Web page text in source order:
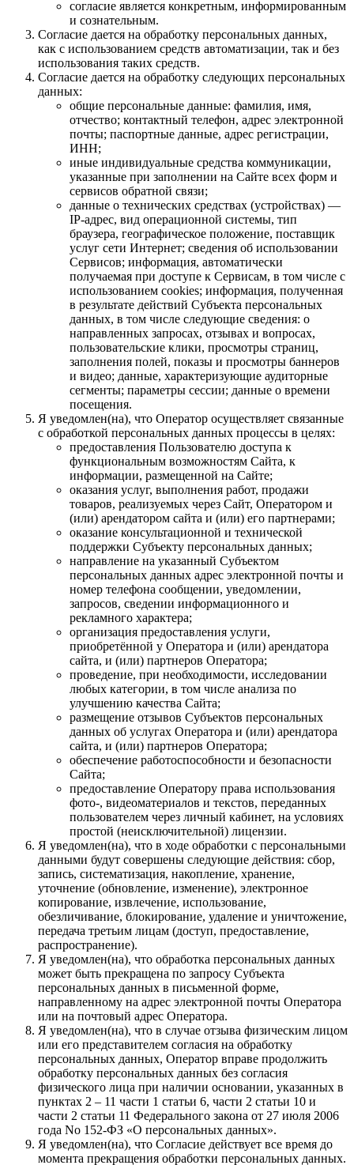
согласие является конкретным, информированным
и сознательным.
Согласие дается на обработку персональных данных,
как с использованием средств автоматизации, так и без
использования таких средств.
Согласие дается на обработку следующих персональных
данных:
общие персональные данные: фамилия, имя,
отчество; контактный телефон, адрес электронной
почты; паспортные данные, адрес регистрации,
ИНН;
иные индивидуальные средства коммуникации,
указанные при заполнении на Сайте всех форм и
сервисов обратной связи;
данные о технических средствах (устройствах) —
IP-адрес, вид операционной системы, тип
браузера, географическое положение, поставщик
услуг сети Интернет; сведения об использовании
Сервисов; информация, автоматически
получаемая при доступе к Сервисам, в том числе с
использованием cookies; информация, полученная
в результате действий Субъекта персональных
данных, в том числе следующие сведения: о
направленных запросах, отзывах и вопросах,
пользовательские клики, просмотры страниц,
заполнения полей, показы и просмотры баннеров
и видео; данные, характеризующие аудиторные
сегменты; параметры сессии; данные о времени
посещения.
Я уведомлен(на), что Оператор осуществляет связанные
с обработкой персональных данных процессы в целях:
предоставления Пользователю доступа к
функциональным возможностям Сайта, к
информации, размещенной на Сайте;
оказания услуг, выполнения работ, продажи
товаров, реализуемых через Сайт, Оператором и
(или) арендатором сайта и (или) его партнерами;
оказание консультационной и технической
поддержки Субъекту персональных данных;
направление на указанный Субъектом
персональных данных адрес электронной почты и
номер телефона сообщении, уведомлении,
запросов, сведении информационного и
рекламного характера;
организация предоставления услуги,
приобретённой у Оператора и (или) арендатора
сайта, и (или) партнеров Оператора;
проведение, при необходимости, исследовании
любых категории, в том числе анализа по
улучшению качества Сайта;
размещение отзывов Субъектов персональных
данных об услугах Оператора и (или) арендатора
сайта, и (или) партнеров Оператора;
обеспечение работоспособности и безопасности
Сайта;
предоставление Оператору права использования
фото-, видеоматериалов и текстов, переданных
пользователем через личный кабинет, на условиях
простой (неисключительной) лицензии.
Я уведомлен(на), что в ходе обработки с персональными
данными будут совершены следующие действия: сбор,
запись, систематизация, накопление, хранение,
уточнение (обновление, изменение), электронное
копирование, извлечение, использование,
обезличивание, блокирование, удаление и уничтожение,
передача третьим лицам (доступ, предоставление,
распространение).
Я уведомлен(на), что обработка персональных данных
может быть прекращена по запросу Субъекта
персональных данных в письменной форме,
направленному на адрес электронной почты Оператора
или на почтовый адрес Оператора.
Я уведомлен(на), что в случае отзыва физическим лицом
или его представителем согласия на обработку
персональных данных, Оператор вправе продолжить
обработку персональных данных без согласия
физического лица при наличии основании, указанных в
пунктах 2 – 11 части 1 статьи 6, части 2 статьи 10 и
части 2 статьи 11 Федерального закона от 27 июля 2006
года No 152-ФЗ «О персональных данных».
Я уведомлен(на), что Согласие действует все время до
момента прекращения обработки персональных данных.